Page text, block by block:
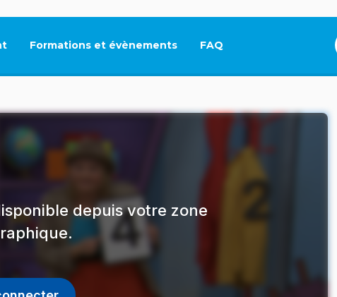
Formations et évènements FAQ
Ce lien s'ouvrira dans un
depuis votre zone